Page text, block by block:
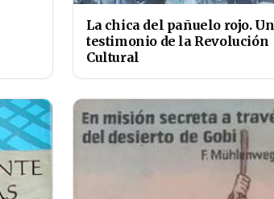
La chica del pañuelo rojo. Un
testimonio de la Revolución
Cultural